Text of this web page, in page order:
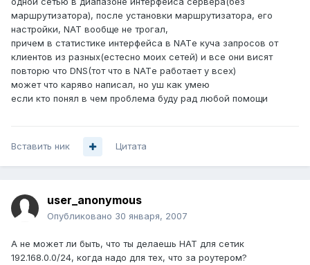
маршрутизатора), после установки маршрутизатора, его
настройки, NAT вообще не трогал,
причем в статистике интерфейса в NATе куча запросов от
клиентов из разных(естесно моих сетей) и все они висят
повторю что DNS(тот что в NATе работает у всех)
может что каряво написал, но уш как умею
если кто понял в чем проблема буду рад любой помощи
Вставить ник Цитата
user_anonymous
Опубликовано 30 января, 2007
А не может ли быть, что ты делаешь НАТ для сетик
192.168.0.0/24, когда надо для тех, что за роутером?